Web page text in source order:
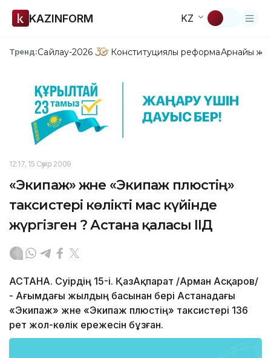
KAZINFORM KZ
Тренд:Сайлау-2026 Конституциялық реформаАрнайы
12:17, 15 Сәуір 2009
«Экипаж» және «Экипаж плюстің»
таксистері көлікті мас күйінде
жүргізген ? Астана қаласы ІІД
АСТАНА. Сәуірдің 15-і. ҚазАқпарат /Арман Асқаров/
- Ағымдағы жылдың басынан бері Астанадағы
«Экипаж» және «Экипаж плюстің» таксистері 136
рет жол-көлік ережесін бұзған.